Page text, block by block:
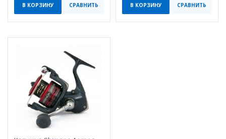
В КОРЗИНУ СРАВНИТЬ В КОРЗИНУ СРАВНИТЬ